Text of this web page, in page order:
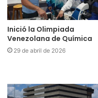
Inició la Olimpiada
Venezolana de Química
29 de abril de 2026